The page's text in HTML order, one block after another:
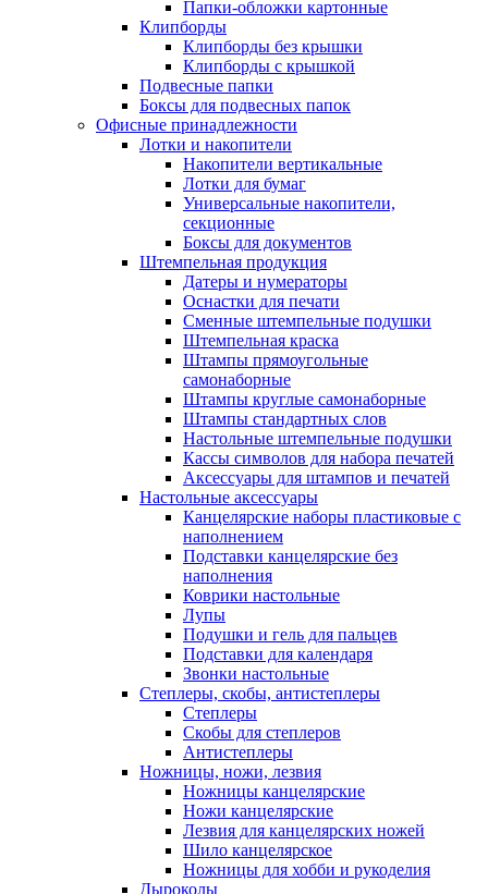
Папки-обложки картонные
Клипборды
Клипборды без крышки
Клипборды с крышкой
Подвесные папки
Боксы для подвесных папок
Офисные принадлежности
Лотки и накопители
Накопители вертикальные
Лотки для бумаг
Универсальные накопители,
секционные
Боксы для документов
Штемпельная продукция
Датеры и нумераторы
Оснастки для печати
Сменные штемпельные подушки
Штемпельная краска
Штампы прямоугольные
самонаборные
Штампы круглые самонаборные
Штампы стандартных слов
Настольные штемпельные подушки
Кассы символов для набора печатей
Аксессуары для штампов и печатей
Настольные аксессуары
Канцелярские наборы пластиковые с
наполнением
Подставки канцелярские без
наполнения
Коврики настольные
Лупы
Подушки и гель для пальцев
Подставки для календаря
Звонки настольные
Степлеры, скобы, антистеплеры
Степлеры
Скобы для степлеров
Антистеплеры
Ножницы, ножи, лезвия
Ножницы канцелярские
Ножи канцелярские
Лезвия для канцелярских ножей
Шило канцелярское
Ножницы для хобби и рукоделия
Дыроколы